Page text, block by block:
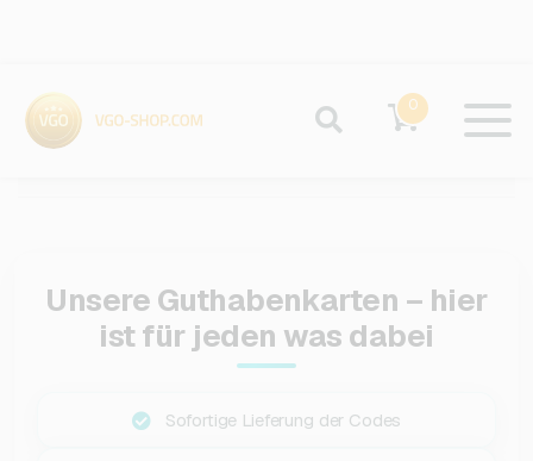
0
Unsere Guthabenkarten – hier
ist für jeden was dabei
Sofortige Lieferung der Codes